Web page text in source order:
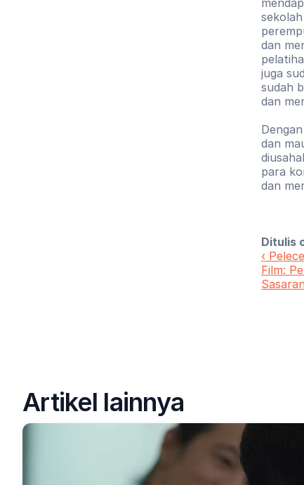
dan
juga
sudah
dan
dan
para
dan
Ditulis
‹
Film:
Sasaran
Artikel lainnya